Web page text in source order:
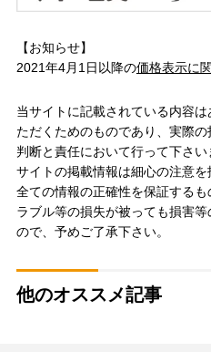
【お知らせ】
2021年4月1日以降の価格表示に
当サイトに記載されている内容
ただくためのものであり、実際
判断と責任において行って下さ
サイトの掲載情報は細心の注意
全ての情報の正確性を保証する
ラブル等の損失が被っても損害
ので、予めご了承下さい。
他のオススメ記事